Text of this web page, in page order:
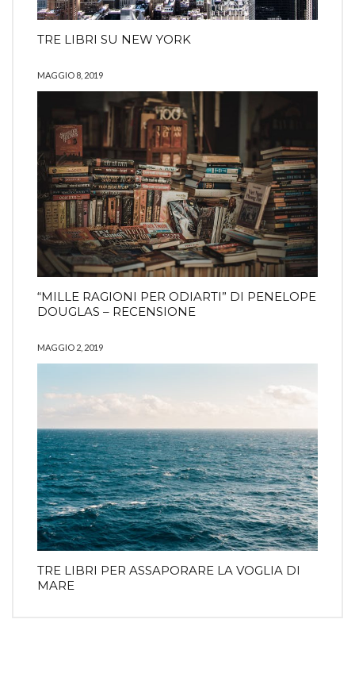
TRE LIBRI SU NEW YORK
MAGGIO 8, 2019
“MILLE RAGIONI PER ODIARTI” DI PENELOPE
DOUGLAS – RECENSIONE
MAGGIO 2, 2019
TRE LIBRI PER ASSAPORARE LA VOGLIA DI
MARE